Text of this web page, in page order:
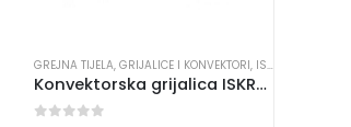
GREJNA TIJELA, GRIJALICE I KONVEKTORI, ISKRA
Konvektorska grijalica ISKRA DL 08